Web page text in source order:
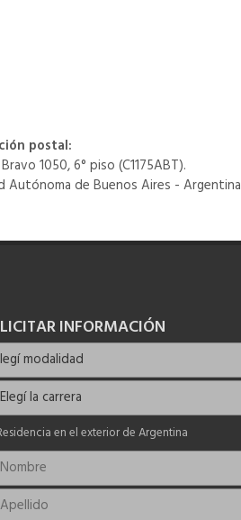
postal:
1050, 6° piso (C1175ABT).
Autónoma de Buenos Aires - Argentina
INFORMACIÓN
en el exterior de Argentina